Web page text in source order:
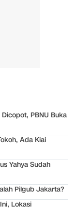
PBNU Buka
Ada Kiai
Yahya Sudah
Pilgub Jakarta?
Lokasi